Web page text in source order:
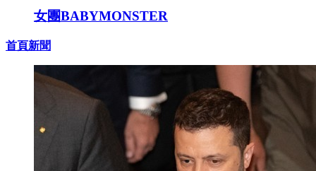
女團BABYMONSTER
首頁新聞